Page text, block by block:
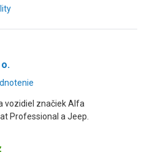
vozidiel značiek Alfa
Professional a Jeep.